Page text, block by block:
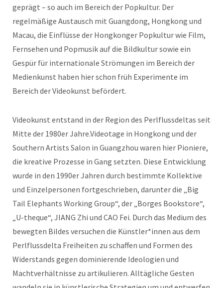
geprägt – so auch im Bereich der Popkultur. Der
regelmäßige Austausch mit Guangdong, Hongkong und
Macau, die Einflüsse der Hongkonger Popkultur wie Film,
Fernsehen und Popmusik auf die Bildkultur sowie ein
Gespür für internationale Strömungen im Bereich der
Medienkunst haben hier schon früh Experimente im
Bereich der Videokunst befördert.
Videokunst entstand in der Region des Perlflussdeltas seit
Mitte der 1980er Jahre.Videotage in Hongkong und der
Southern Artists Salon in Guangzhou waren hier Pioniere,
die kreative Prozesse in Gang setzten. Diese Entwicklung
wurde in den 1990er Jahren durch bestimmte Kollektive
und Einzelpersonen fortgeschrieben, darunter die „Big
Tail Elephants Working Group“, der „Borges Bookstore“,
„U-theque“, JIANG Zhi und CAO Fei. Durch das Medium des
bewegten Bildes versuchen die Künstler*innen aus dem
Perlflussdelta Freiheiten zu schaffen und Formen des
Widerstands gegen dominierende Ideologien und
Machtverhältnisse zu artikulieren. Alltägliche Gesten